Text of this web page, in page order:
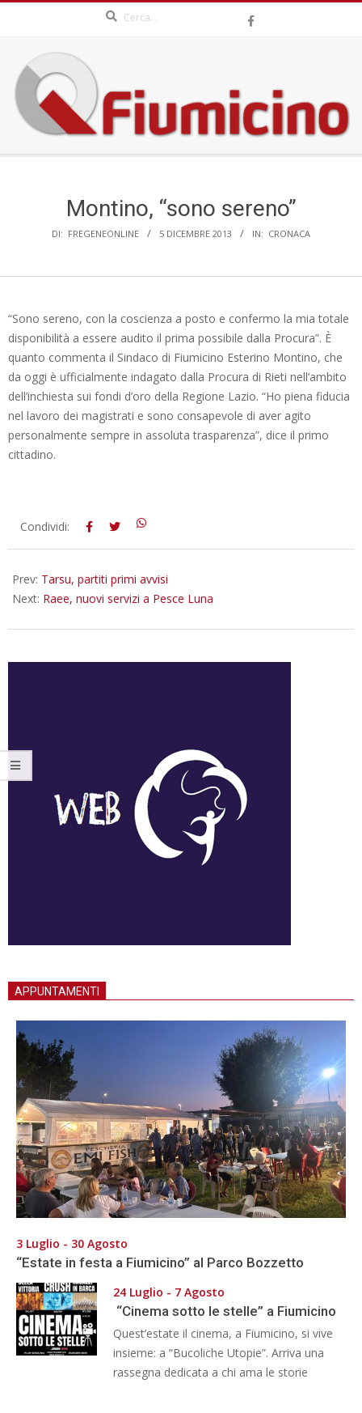
content
QFIUMICINO.COM
Montino, “sono sereno”
DI: FREGENEONLINE 5 DICEMBRE 2013 IN: CRONACA
“Sono sereno, con la coscienza a posto e confermo la mia totale
disponibilità a essere audito il prima possibile dalla Procura”. È
quanto commenta il Sindaco di Fiumicino Esterino Montino, che
da oggi è ufficialmente indagato dalla Procura di Rieti nell’ambito
dell’inchiesta sui fondi d’oro della Regione Lazio. “Ho piena fiducia
nel lavoro dei magistrati e sono consapevole di aver agito
personalmente sempre in assoluta trasparenza”, dice il primo
cittadino.
2013-
Condividi:
Prev: Tarsu, partiti primi avvisi
Next: Raee, nuovi servizi a Pesce Luna
APPUNTAMENTI
3 Luglio - 30 Agosto
“Estate in festa a Fiumicino” al Parco Bozzetto
24 Luglio - 7 Agosto
“Cinema sotto le stelle” a Fiumicino
Quest’estate il cinema, a Fiumicino, si vive
insieme: a “Bucoliche Utopie”. Arriva una
rassegna dedicata a chi ama le storie